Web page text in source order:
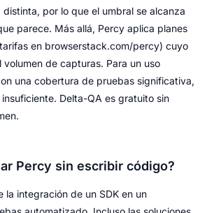
por lo que el umbral se alcanza
parece. Más allá, Percy aplica planes
en browserstack.com/percy) cuyo
de capturas. Para un uso
una cobertura de pruebas significativa,
Delta-QA es gratuito sin
Percy sin escribir código?
la integración de un SDK en un